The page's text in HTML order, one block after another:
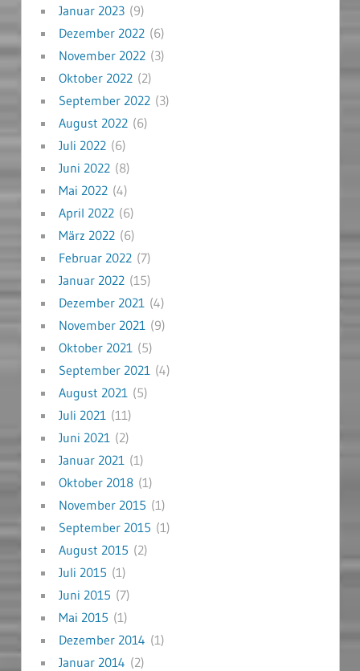
Januar 2023(9)
Dezember 2022(6)
November 2022(3)
Oktober 2022(2)
September 2022(3)
August 2022(6)
Juli 2022(6)
Juni 2022(8)
Mai 2022(4)
April 2022(6)
März 2022(6)
Februar 2022(7)
Januar 2022(15)
Dezember 2021 (4)
November 2021 (9)
Oktober 2021 (5)
September 2021 (4)
August 2021 (5)
Juli 2021 (11)
Juni 2021 (2)
Januar 2021 (1)
Oktober 2018(1)
November 2015 (1)
September 2015 (1)
August 2015 (2)
Juli 2015 (1)
Juni 2015 (7)
Mai 2015 (1)
Dezember 2014 (1)
Januar 2014 (2)